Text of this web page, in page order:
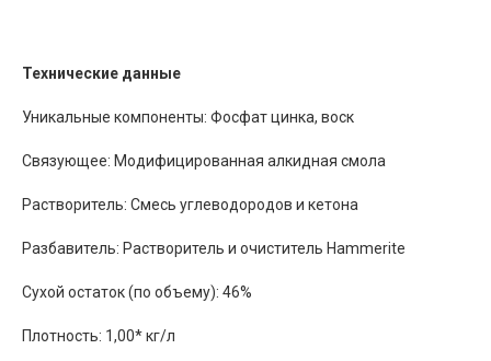
Технические данные
Уникальные компоненты: Фосфат цинка, воск
Связующее: Модифицированная алкидная смола
Растворитель: Смесь углеводородов и кетона
Разбавитель: Растворитель и очиститель Hammerite
Сухой остаток (по объему): 46%
Плотность: 1,00* кг/л